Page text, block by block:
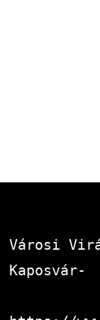
Városi
Kaposvár-